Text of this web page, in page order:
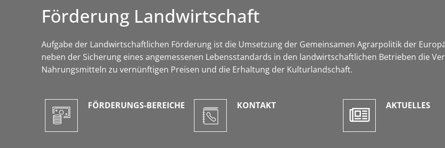
Förderung Landwirtschaft
Aufgabe der Landwirtschaftlichen Förderung ist die Umsetzung der Gemeinsamen Agrarpolitik der
neben der Sicherung eines angemessenen Lebensstandards in den landwirtschaftlichen Betrieben die
Nahrungsmitteln zu vernünftigen Preisen und die Erhaltung der Kulturlandschaft.
FÖRDERUNGS-BEREICHE KONTAKT AKTUELLES